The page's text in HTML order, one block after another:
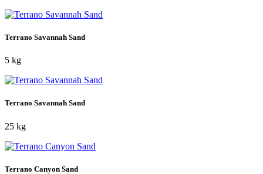
Terrano Savannah Sand
5 kg
Terrano Savannah Sand
25 kg
Terrano Canyon Sand